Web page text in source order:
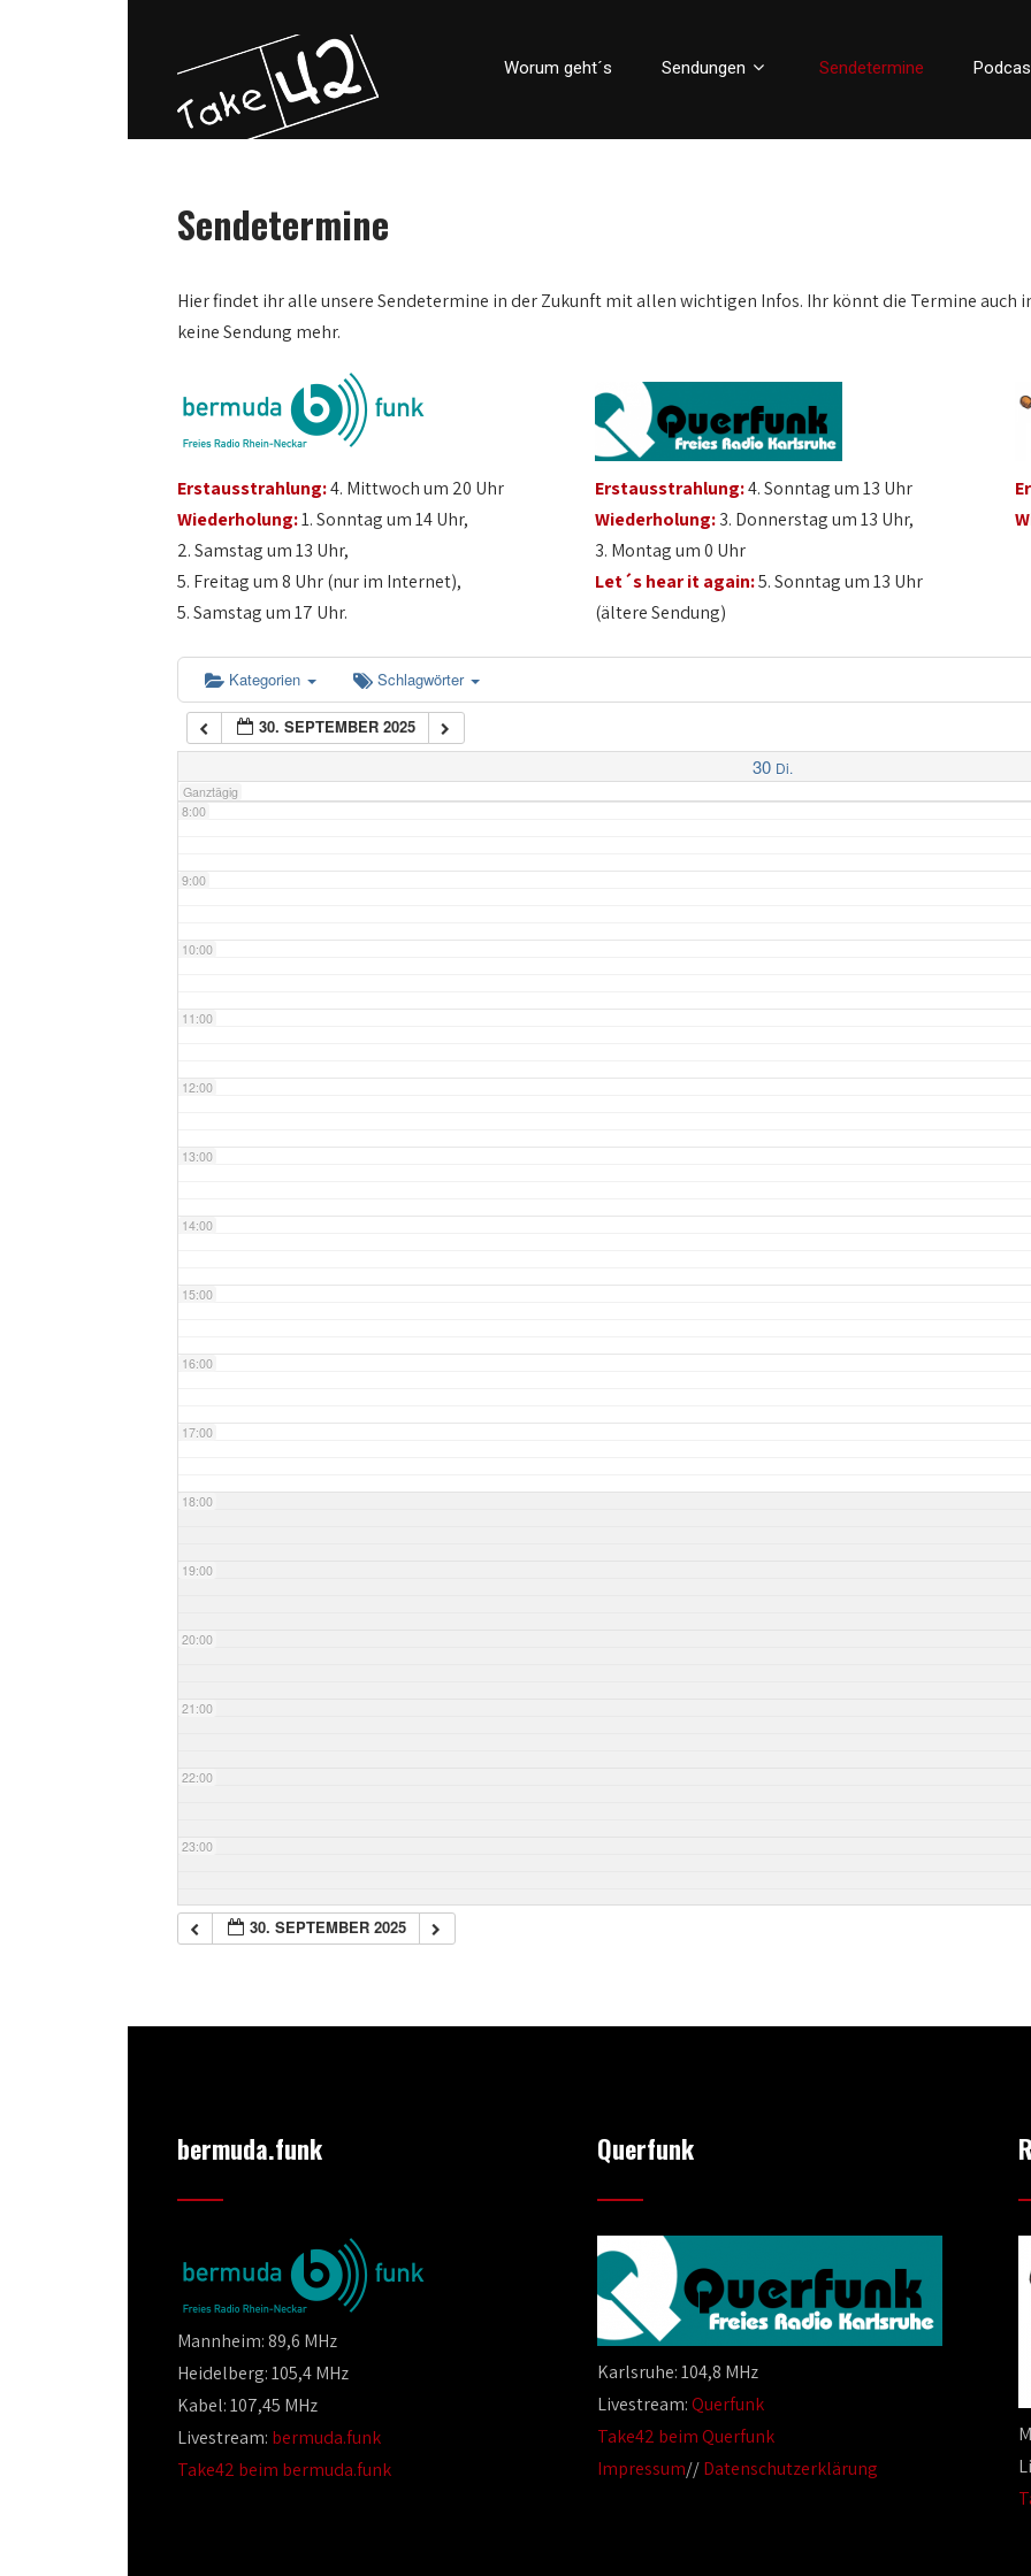
Worum geht´s Sendungen Sendetermine
Sendetermine
Hier findet ihr alle unsere Sendetermine in der Zukunft mit allen wichtigen Infos. Ihr könnt die Termine auch
keine Sendung mehr.
Erstausstrahlung:4. Mittwoch um 20 Uhr
Wiederholung:1. Sonntag um 14 Uhr,
2. Samstag um 13 Uhr,
5. Freitag um 8 Uhr (nur im Internet),
5. Samstag um 17 Uhr.
Erstausstrahlung:4. Sonntag um 13 Uhr
Wiederholung:3. Donnerstag um 13 Uhr,
3. Montag um 0 Uhr
Let´s hear it again:5. Sonntag um 13 Uhr
(ältere Sendung)
Kategorien Schlagwörter
30. SEPTEMBER 2025
30 Di.
Ganztägig
1:00
2:00
5:00
6:00
7:00
8:00
9:00
10:00
11:00
12:00
13:00
14:00
15:00
16:00
17:00
18:00
19:00
20:00
21:00
22:00
23:00
30. SEPTEMBER 2025
bermuda.funk
Mannheim: 89,6 MHz
Heidelberg: 105,4 MHz
Kabel: 107,45 MHz
Livestream: bermuda.funk
Take42 beim bermuda.funk
Querfunk
Karlsruhe: 104,8 MHz
Livestream:Querfunk
Take42 beim Querfunk
Impressum//Datenschutzerklärung